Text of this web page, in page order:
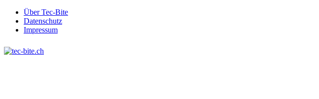
Über Tec-Bite
Datenschutz
Impressum